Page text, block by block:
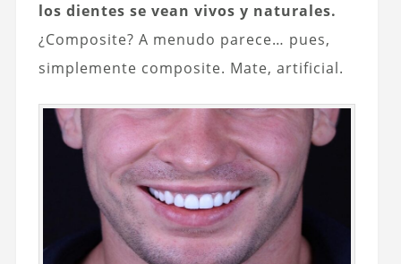
los dientes se vean vivos y naturales.
¿Composite? A menudo parece… pues,
simplemente composite. Mate, artificial.